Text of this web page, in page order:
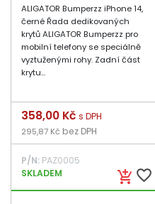
ALIGATOR Bumperzz iPhone 14,
černé Řada dedikovaných
krytů ALIGATOR Bumperzz pro
mobilní telefony se speciálně
vyztuženými rohy. Zadní část
krytu...
add_shopping_cart favorite_border
Cena
358,00 Kč s DPH
295,87 Kč bez DPH
P/N: PAZ0005
SKLADEM